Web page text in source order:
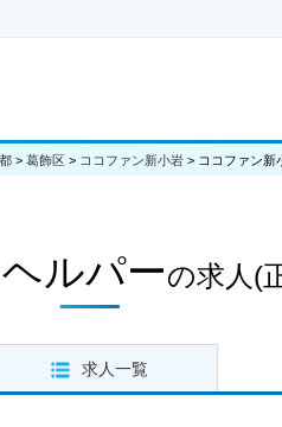
> 葛飾区 > ココファン新小岩 > ココファン新
ルパーの求人 (
求人一覧